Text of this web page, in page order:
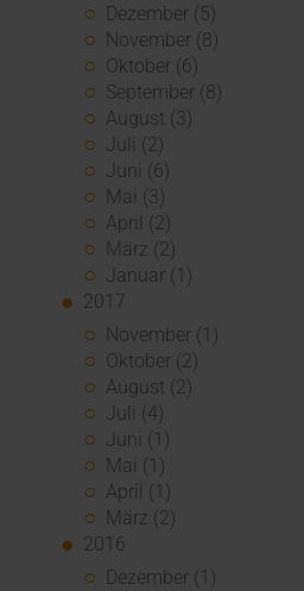
Dezember (5)
November (8)
Oktober (6)
September (8)
August (3)
Juli (2)
Juni (6)
Mai (3)
April (2)
März (2)
Januar (1)
2017
November (1)
Oktober (2)
August (2)
Juli (4)
Juni (1)
Mai (1)
April (1)
März (2)
2016
Dezember (1)